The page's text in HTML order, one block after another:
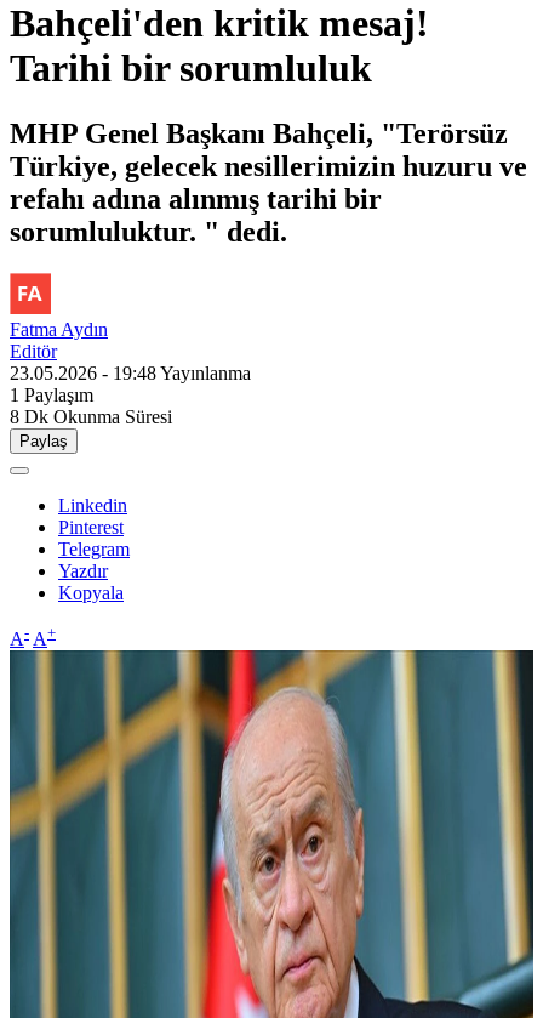
Bahçeli'den kritik mesaj!
Tarihi bir sorumluluk
MHP Genel Başkanı Bahçeli, "Terörsüz
Türkiye, gelecek nesillerimizin huzuru ve
refahı adına alınmış tarihi bir
sorumluluktur. " dedi.
Fatma Aydın
Editör
23.05.2026 - 19:48Yayınlanma
1 Paylaşım
8 Dk Okunma Süresi
Paylaş
Linkedin
Pinterest
Telegram
Yazdır
Kopyala
A- A+